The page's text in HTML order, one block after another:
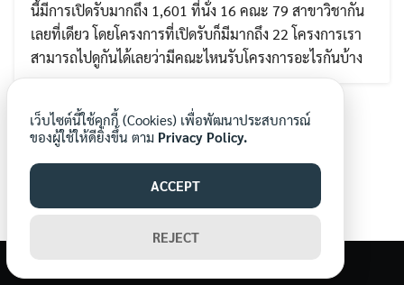
Search
for: Search
นี้มีการเปิดรับมากถึง 1,601 ที่นั่ง 16 คณะ 79 สาขาวิชากัน
เลยที่เดียว โดยโครงการที่เปิดรับก็มีมากถึง 22 โครงการเรา
สามารถไปดูกันได้เลยว่ามีคณะไหนรับโครงการอะไรกันบ้าง
เว็บไซต์นี้ใช้คุกกี้ (Cookies) เพื่อพัฒนาประสบการณ์
ของผู้ใช้ให้ดียิ่งขึ้น ตาม Privacy Policy.
ACCEPT
REJECT